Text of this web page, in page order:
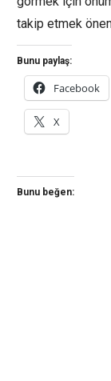
takip etmek
Bunu paylaş:
Facebook
X
Bunu beğen: